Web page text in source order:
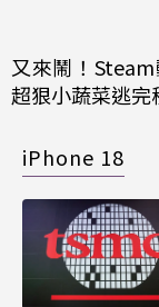
又來鬧！
超狠小蔬菜逃完
iPhone 18